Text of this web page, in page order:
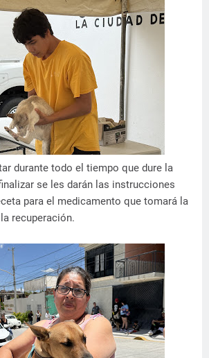
durante todo el tiempo que dure la
se les darán las instrucciones
para el medicamento que tomará la
recuperación.